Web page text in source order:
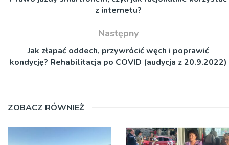
z internetu?
Następny
Jak złapać oddech, przywrócić węch i poprawić
kondycję? Rehabilitacja po COVID (audycja z 20.9.2022)
ZOBACZ RÓWNIEŻ